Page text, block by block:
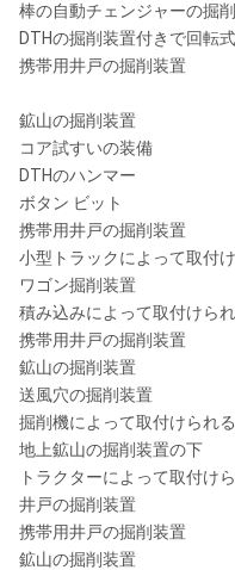
6" QL60
SD6
M60
8"
DHD380
COP84
QL80
SD8
M80/M85
10"
SD10
Numa100
ROS 100
DHD1120
棒の自動チェンジャーの掘
DTHの掘削装置付きで回転
携帯用井戸の掘削装置
鉱山の掘削装置
コア試すいの装備
DTHのハンマー
ボタン ビット
携帯用井戸の掘削装置
小型トラックによって取付
ワゴン掘削装置
積み込みによって取付けら
携帯用井戸の掘削装置
鉱山の掘削装置
送風穴の掘削装置
掘削機によって取付けられ
地上鉱山の掘削装置の下
トラクターによって取付け
井戸の掘削装置
携帯用井戸の掘削装置
鉱山の掘削装置